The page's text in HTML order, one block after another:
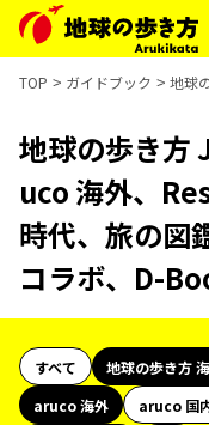
TOP ガイドブック 地球
地球の歩き方
uco 海外、
時代、旅の図
コラボ、D-
すべて 地球の歩き方
aruco 海外
aruco 国